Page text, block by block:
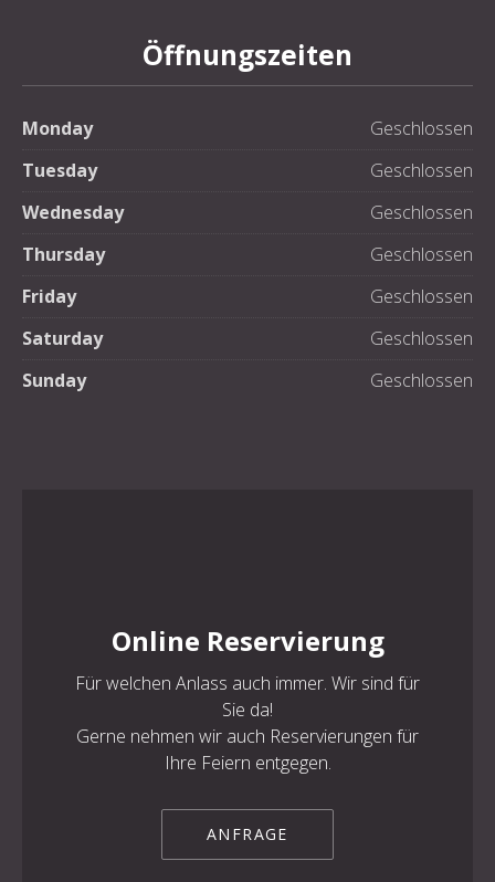
Öffnungszeiten
Monday
Geschlossen
Tuesday
Geschlossen
Wednesday
Geschlossen
Thursday
Geschlossen
Friday
Geschlossen
Saturday
Geschlossen
Sunday
Geschlossen
Online Reservierung
Für welchen Anlass auch immer. Wir sind für
Sie da!
Gerne nehmen wir auch Reservierungen für
Ihre Feiern entgegen.
ANFRAGE